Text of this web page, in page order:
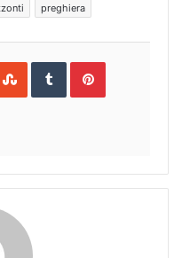
preghiera
StumbleUpon
TumblrPinterest